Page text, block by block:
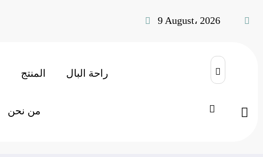
9 August، 2026
المنتج راحة البال
من نحن الحرب الباردة